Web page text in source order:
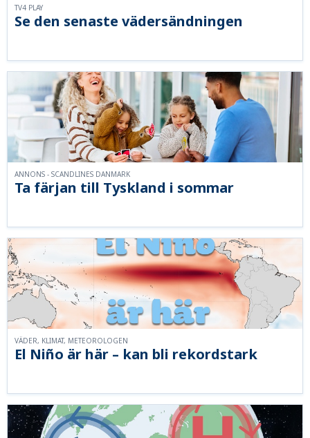
Se den senaste vädersändningen
TV4 PLAY
Ta färjan till Tyskland i sommar
ANNONS - SCANDLINES DANMARK
El Niño är här – kan bli rekordstark
VÄDER, KLIMAT, METEOROLOGEN